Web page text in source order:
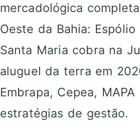
mercadológica
Oeste da Bahia:
Santa Maria cobra na
aluguel da terra em
Embrapa, Cepea, MAPA
estratégias de gestão.